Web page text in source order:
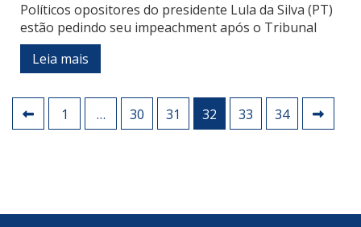
Políticos opositores do presidente Lula da Silva (PT)
estão pedindo seu impeachment após o Tribunal
Leia mais
Paginação
de
1 … 30 31 32 33 34